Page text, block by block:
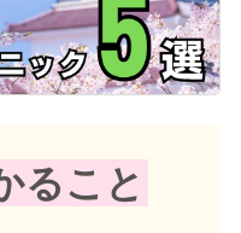
ること